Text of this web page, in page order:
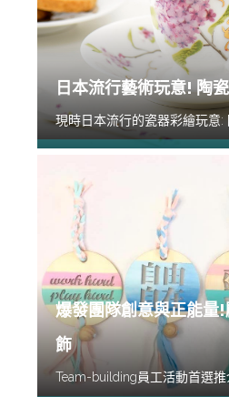
日本流行藝術玩意! 陶
現時日本流行的瓷器彩繪玩意:
爆發團隊創意與正能量
飾
Team-building員工活動首選推